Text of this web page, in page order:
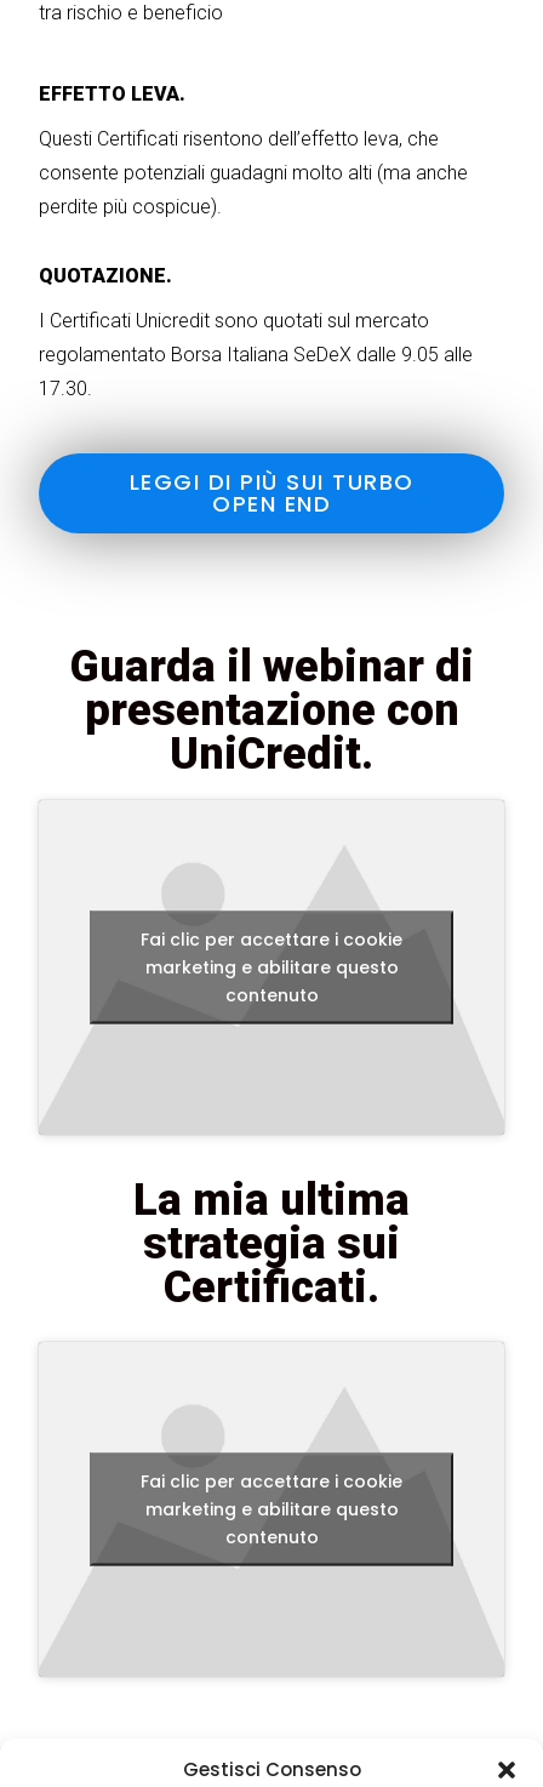
Gestisci Consenso
tra rischio e beneficio
EFFETTO LEVA.
Questi Certificati risentono dell’effetto leva, che
consente potenziali guadagni molto alti (ma anche
perdite più cospicue).
QUOTAZIONE.
I Certificati Unicredit sono quotati sul mercato
regolamentato Borsa Italiana SeDeX dalle 9.05 alle
17.30.
LEGGI DI PIÙ SUI TURBO
OPEN END
Guarda il webinar di
presentazione con
UniCredit.
Fai clic per accettare i cookie
marketing e abilitare questo
contenuto
La mia ultima
strategia sui
Certificati.
Fai clic per accettare i cookie
marketing e abilitare questo
contenuto